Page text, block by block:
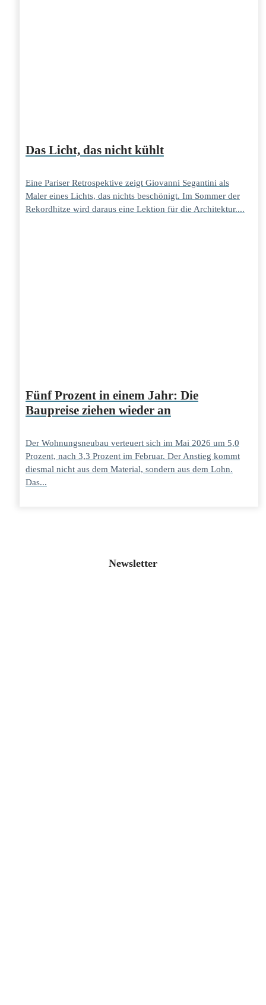
Das Licht, das nicht kühlt
Eine Pariser Retrospektive zeigt Giovanni Segantini als
Maler eines Lichts, das nichts beschönigt. Im Sommer der
Rekordhitze wird daraus eine Lektion für die Architektur....
Fünf Prozent in einem Jahr: Die
Baupreise ziehen wieder an
Der Wohnungsneubau verteuert sich im Mai 2026 um 5,0
Prozent, nach 3,3 Prozent im Februar. Der Anstieg kommt
diesmal nicht aus dem Material, sondern aus dem Lohn.
Das...
Newsletter